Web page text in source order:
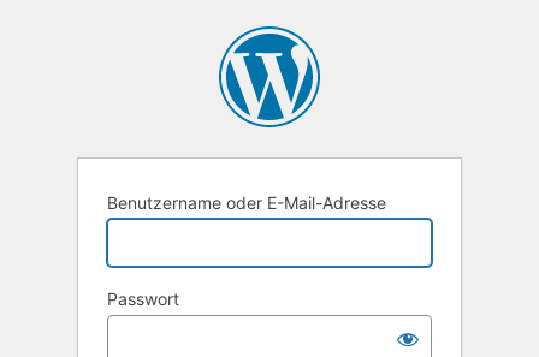
Benutzername oder E-Mail-Adresse
Passwort